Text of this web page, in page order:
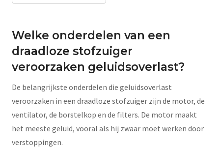
filter
Welke onderdelen van een
draadloze stofzuiger
veroorzaken geluidsoverlast?
De belangrijkste onderdelen die geluidsoverlast
veroorzaken in een draadloze stofzuiger zijn de motor, de
ventilator, de borstelkop en de filters. De motor maakt
het meeste geluid, vooral als hij zwaar moet werken door
verstoppingen.